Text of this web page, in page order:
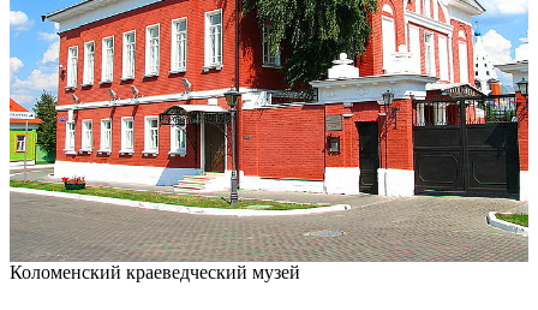
Коломенский краеведческий музей